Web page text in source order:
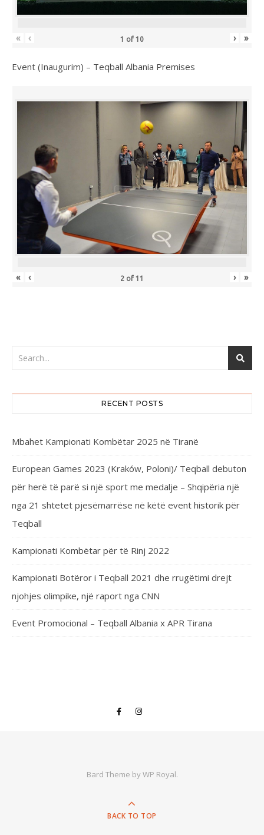
« ‹ 1 of 10 › »
Event (Inaugurim) – Teqball Albania Premises
« ‹ 2 of 11 › »
RECENT POSTS
Mbahet Kampionati Kombëtar 2025 në Tiranë
European Games 2023 (Kraków, Poloni)/ Teqball debuton
për herë të parë si një sport me medalje – Shqipëria një
nga 21 shtetet pjesëmarrëse në këtë event historik për
Teqball
Kampionati Kombëtar për të Rinj 2022
Kampionati Botëror i Teqball 2021 dhe rrugëtimi drejt
njohjes olimpike, një raport nga CNN
Event Promocional – Teqball Albania x APR Tirana
Bard Theme byWP Royal.
BACK TO TOP